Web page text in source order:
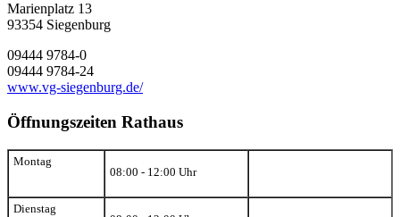
Marienplatz 13
93354 Siegenburg
09444 9784-0
09444 9784-24
www.vg-siegenburg.de/
Öffnungszeiten Rathaus
Montag
08:00 - 12:00 Uhr
Dienstag